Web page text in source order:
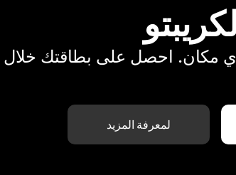
لمعرفة المزيد